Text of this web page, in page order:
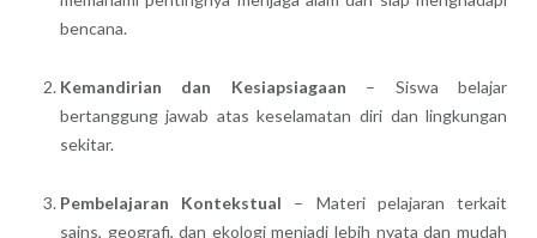
bencana.
Kemandirian dan Kesiapsiagaan – Siswa belajar
bertanggung jawab atas keselamatan diri dan lingkungan
sekitar.
Pembelajaran Kontekstual – Materi pelajaran terkait
sains, geografi, dan ekologi menjadi lebih nyata dan mudah